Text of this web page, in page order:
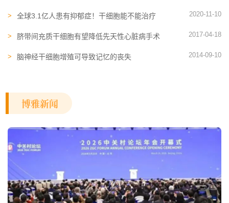
全球3.1亿人患有抑郁症！干细胞能不能治疗
2020-11-10
脐带间充质干细胞有望降低先天性心脏病手术
2017-04-18
脑神经干细胞增殖可导致记忆的丧失 2014-09-10
博雅新闻